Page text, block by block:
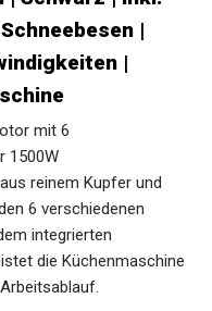
|
|
mit 6
1500W
reinem Kupfer und
6 verschiedenen
integrierten
die Küchenmaschine